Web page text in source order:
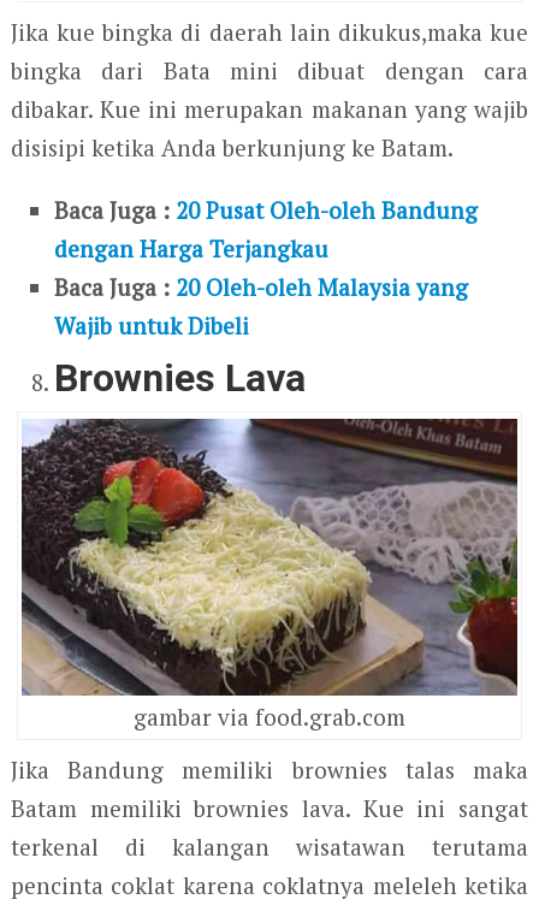
Jika kue bingka di daerah lain dikukus,maka kue
bingka dari Bata mini dibuat dengan cara
dibakar. Kue ini merupakan makanan yang wajib
disisipi ketika Anda berkunjung ke Batam.
Baca Juga : 20 Pusat Oleh-oleh Bandung
dengan Harga Terjangkau
Baca Juga : 20 Oleh-oleh Malaysia yang
Wajib untuk Dibeli
Brownies Lava
gambar via food.grab.com
Jika Bandung memiliki brownies talas maka
Batam memiliki brownies lava. Kue ini sangat
terkenal di kalangan wisatawan terutama
pencinta coklat karena coklatnya meleleh ketika